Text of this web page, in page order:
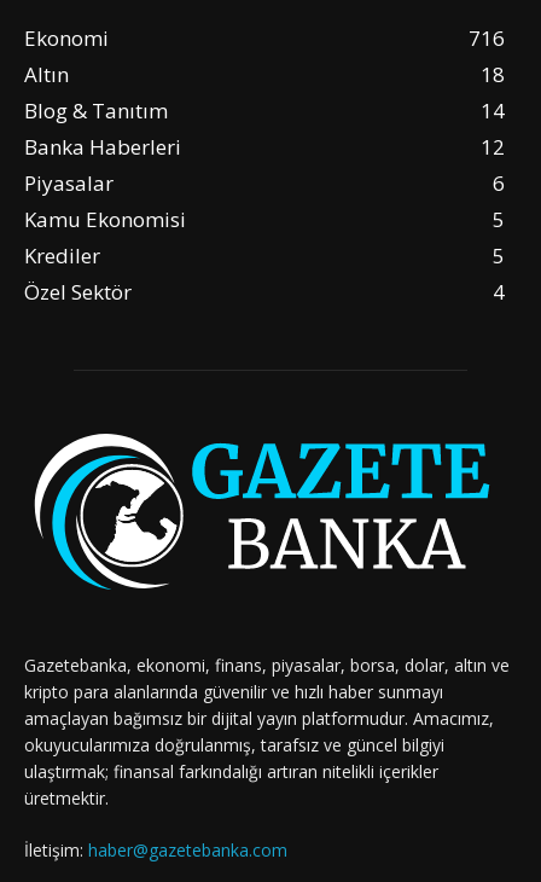
Ekonomi
716
Altın
18
Blog & Tanıtım
14
Banka Haberleri
12
Piyasalar
6
Kamu Ekonomisi
5
Krediler
5
Özel Sektör
4
Gazetebanka, ekonomi, finans, piyasalar, borsa, dolar, altın ve
kripto para alanlarında güvenilir ve hızlı haber sunmayı
amaçlayan bağımsız bir dijital yayın platformudur. Amacımız,
okuyucularımıza doğrulanmış, tarafsız ve güncel bilgiyi
ulaştırmak; finansal farkındalığı artıran nitelikli içerikler
üretmektir.
İletişim: haber@gazetebanka.com